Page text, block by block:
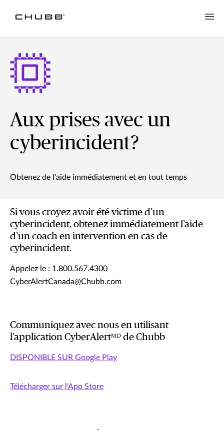
Aux prises avec un
cyberincident?
Obtenez de l’aide immédiatement et en tout temps
Si vous croyez avoir été victime d’un
cyberincident, obtenez immédiatement l’aide
d’un coach en intervention en cas de
cyberincident.
Appelez le : 1.800.567.4300
CyberAlertCanada@Chubb.com
Communiquez avec nous en utilisant
l’application CyberAlertᴹᴰ de Chubb
DISPONIBLE SUR Google Play
Télécharger sur l'App Store